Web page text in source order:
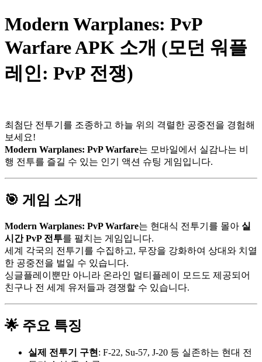
Modern Warplanes: PvP
Warfare APK 소개 (모던 워플
레인: PvP 전쟁)
최첨단 전투기를 조종하고 하늘 위의 격렬한 공중전을 경험해
보세요!
Modern Warplanes: PvP Warfare는 모바일에서 실감나는 비
행 전투를 즐길 수 있는 인기 액션 슈팅 게임입니다.
🎯 게임 소개
Modern Warplanes: PvP Warfare는 현대식 전투기를 몰아 실
시간 PvP 전투를 펼치는 게임입니다.
세계 각국의 전투기를 수집하고, 무장을 강화하여 상대와 치열
한 공중전을 벌일 수 있습니다.
싱글플레이뿐만 아니라 온라인 멀티플레이 모드도 제공되어
친구나 전 세계 유저들과 경쟁할 수 있습니다.
🌟 주요 특징
실제 전투기 구현 : F-22, Su-57, J-20 등 실존하는 현대 전